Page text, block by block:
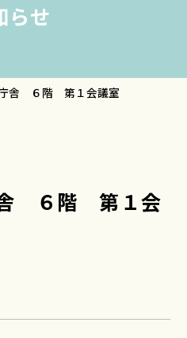
らせ
舎 ６階 第１会議室
舎 ６階 第１会